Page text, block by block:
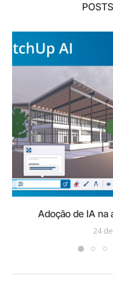
Adoção de IA na
24